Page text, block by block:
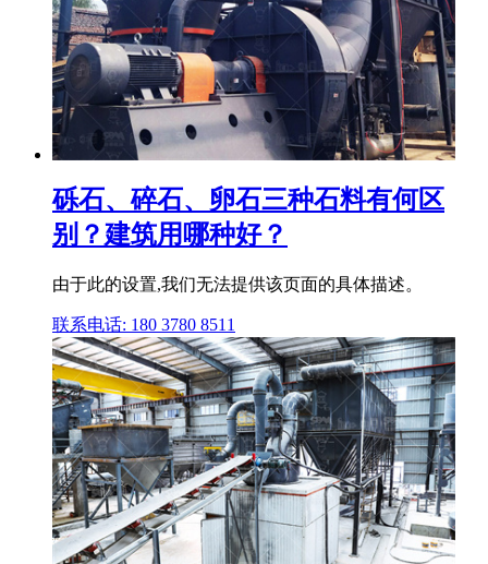
砾石、碎石、卵石三种石料有何区
别？建筑用哪种好？
由于此的设置,我们无法提供该页面的具体描述。
联系电话: 180 3780 8511